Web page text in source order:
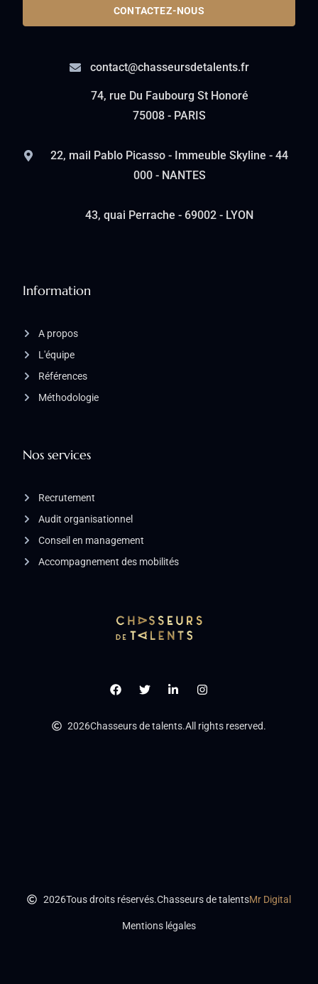
2026Chasseurs de talents.All rights reserved.
Nos services
Recrutement
Audit organisationnel
Conseil en management
Accompagnement des mobilités
Information
A propos
L'équipe
Références
Méthodologie
CONTACTEZ-NOUS
contact@chasseursdetalents.fr
74, rue Du Faubourg St Honoré
75008 - PARIS
22, mail Pablo Picasso - Immeuble Skyline - 44
000 - NANTES
43, quai Perrache - 69002 - LYON
2026Tous droits réservés.Chasseurs de talentsMr Digital
Mentions légales